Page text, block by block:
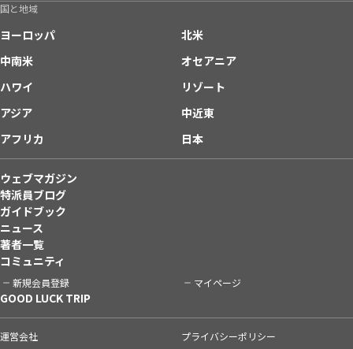
国と地域
ヨーロッパ
北米
中南米
オセアニア
ハワイ
リゾート
アジア
中近東
アフリカ
日本
ウェブマガジン
特派員ブログ
ガイドブック
ニュース
著者一覧
コミュニティ
新規会員登録 マイページ
GOOD LUCK TRIP
運営会社 プライバシーポリシー